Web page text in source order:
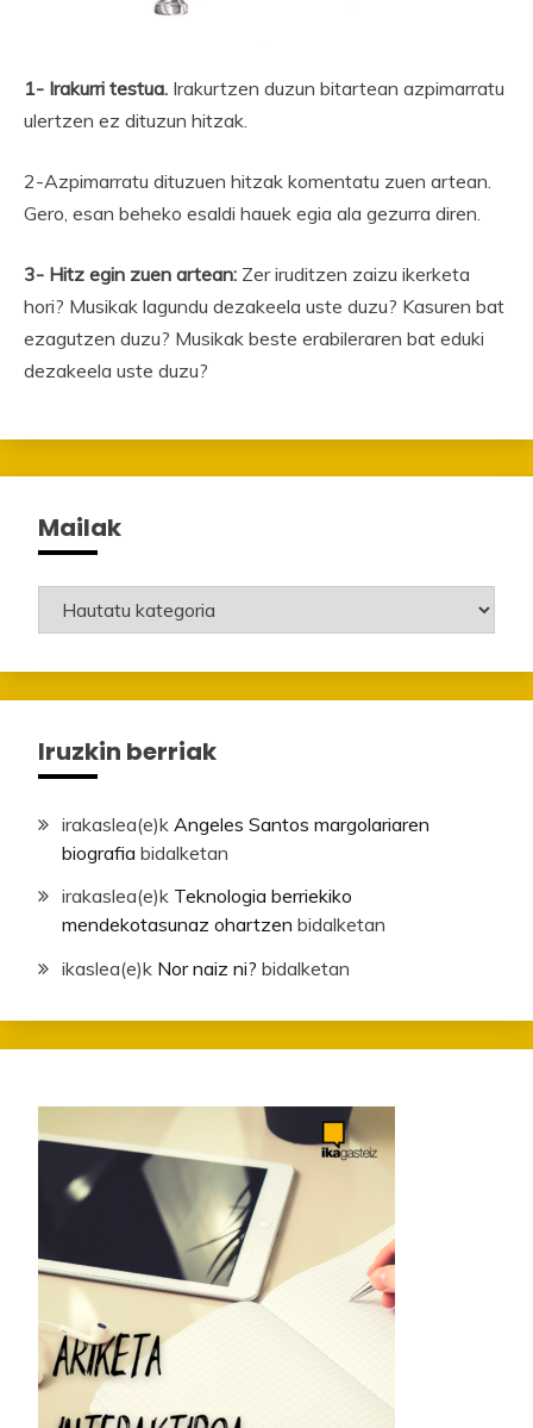
1- Irakurri testua. Irakurtzen duzun bitartean azpimarratu
ulertzen ez dituzun hitzak.
2-Azpimarratu dituzuen hitzak komentatu zuen artean.
Gero, esan beheko esaldi hauek egia ala gezurra diren.
3- Hitz egin zuen artean: Zer iruditzen zaizu ikerketa
hori? Musikak lagundu dezakeela uste duzu? Kasuren bat
ezagutzen duzu? Musikak beste erabileraren bat eduki
dezakeela uste duzu?
Mailak
Mailak
Iruzkin berriak
irakaslea(e)k Angeles Santos margolariaren
biografia bidalketan
irakaslea(e)k Teknologia berriekiko
mendekotasunaz ohartzen bidalketan
ikaslea(e)k Nor naiz ni? bidalketan